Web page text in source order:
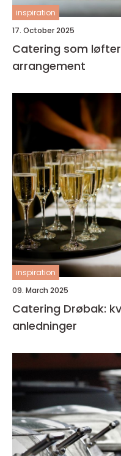
inspiration
17. October 2025
Catering som
arrangement
inspiration
09. March 2025
Catering Drøbak:
anledninger